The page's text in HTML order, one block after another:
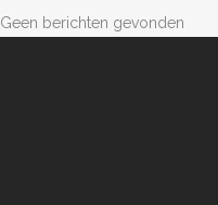
Geen berichten gevonden